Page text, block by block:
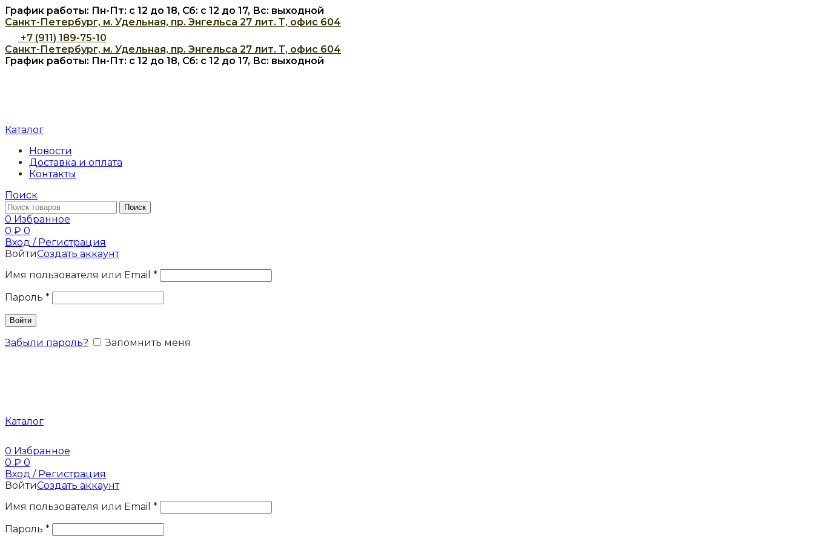
График работы: Пн-Пт: с 12 до 18, Сб: с 12 до 17, Вс: выходной
Санкт-Петербург, м. Удельная, пр. Энгельса 27 лит. Т, офис 604
+7 (911) 189-75-10
Санкт-Петербург, м. Удельная, пр. Энгельса 27 лит. Т, офис 604
График работы: Пн-Пт: с 12 до 18, Сб: с 12 до 17, Вс: выходной
Каталог
Новости
Доставка и оплата
Контакты
Поиск
Поиск
0 Избранное
0 ₽ 0
Вход / Регистрация
ВойтиСоздать аккаунт
Имя пользователя или Email *
Пароль *
Войти
Забыли пароль? Запомнить меня
Каталог
0 Избранное
0 ₽ 0
Вход / Регистрация
ВойтиСоздать аккаунт
Имя пользователя или Email *
Пароль *